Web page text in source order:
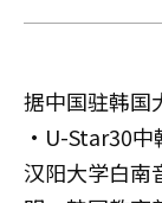
据中国驻韩国
·U-Star30中
汉阳大学白南